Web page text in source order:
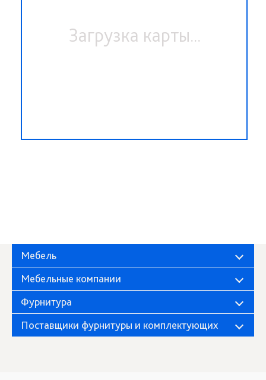
Загрузка карты...
Мебель
Мебельные компании
Фурнитура
Поставщики фурнитуры и комплектующих